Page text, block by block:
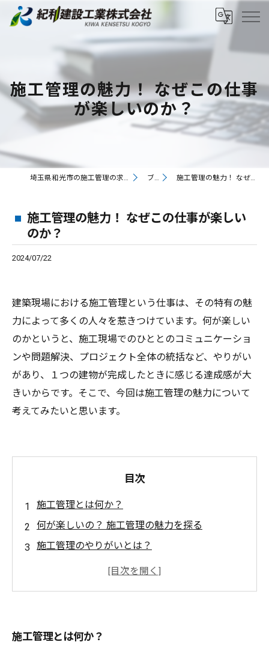
施工管理の魅力！ なぜこの仕事
が楽しいのか？
埼玉県和光市の施工管理の求人なら紀和建設工業株式会社 ブログ 施工管理の魅力！ なぜこの仕事が楽しいのか？
施工管理の魅力！ なぜこの仕事が楽しい
のか？
2024/07/22
建築現場における施工管理という仕事は、その特有の魅
力によって多くの人々を惹きつけています。何が楽しい
のかというと、施工現場でのひととのコミュニケーショ
ンや問題解決、プロジェクト全体の統括など、やりがい
があり、１つの建物が完成したときに感じる達成感が大
きいからです。そこで、今回は施工管理の魅力について
考えてみたいと思います。
目次
施工管理とは何か？
何が楽しいの？ 施工管理の魅力を探る
施工管理のやりがいとは？
技術的なスキルも身につく！施工管理のメリッ
施工管理とは何か？